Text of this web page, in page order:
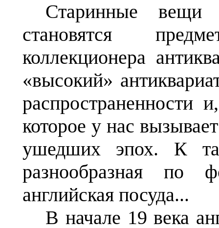
Старинные вещи
становятся
коллекционера
«высокий»
распространенности
которое у нас
ушедших эпох. К
разнообразная по
английская посуда...
В начале 19 века